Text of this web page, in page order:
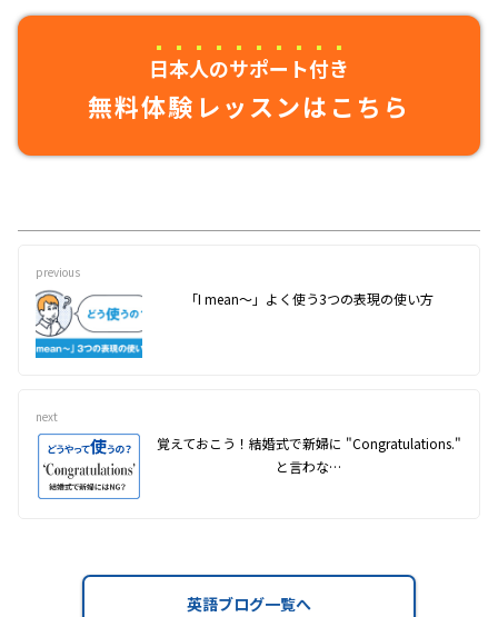
日本人のサポート付き
無料体験レッスンはこちら
previous
「I mean～」よく使う3つの表現の使い方
next
覚えておこう！結婚式で新婦に "Congratulations."
と言わな…
英語ブログ一覧へ